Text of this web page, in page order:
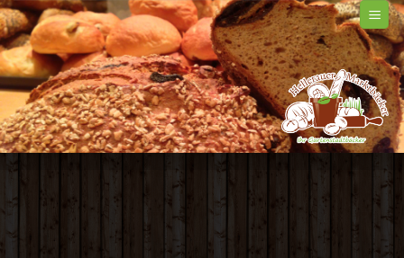
Zum
Inhalt
springen